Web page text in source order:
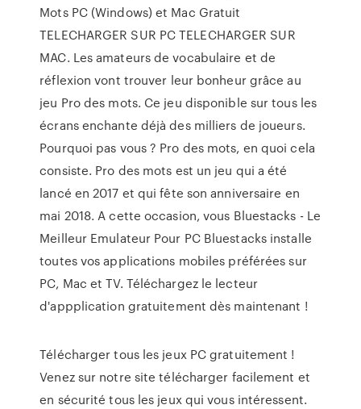
Mots PC (Windows) et Mac Gratuit
TELECHARGER SUR PC TELECHARGER SUR
MAC. Les amateurs de vocabulaire et de
réflexion vont trouver leur bonheur grâce au
jeu Pro des mots. Ce jeu disponible sur tous les
écrans enchante déjà des milliers de joueurs.
Pourquoi pas vous ? Pro des mots, en quoi cela
consiste. Pro des mots est un jeu qui a été
lancé en 2017 et qui fête son anniversaire en
mai 2018. A cette occasion, vous Bluestacks - Le
Meilleur Emulateur Pour PC Bluestacks installe
toutes vos applications mobiles préférées sur
PC, Mac et TV. Téléchargez le lecteur
d'appplication gratuitement dès maintenant !
Télécharger tous les jeux PC gratuitement !
Venez sur notre site télécharger facilement et
en sécurité tous les jeux qui vous intéressent.